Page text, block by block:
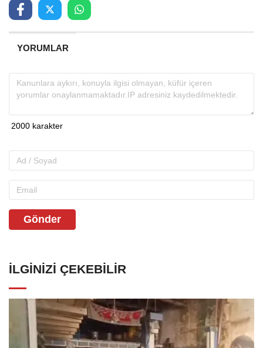
YORUMLAR
Gönder
İLGINIZI ÇEKEBILIR